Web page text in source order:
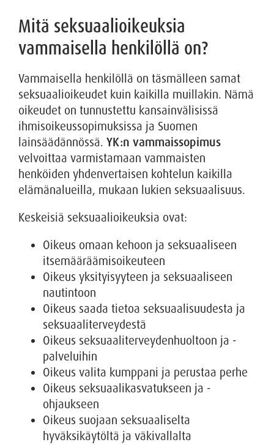
Mitä seksuaalioikeuksia
vammaisella henkilöllä on?
Vammaisella henkilöllä on täsmälleen samat
seksuaalioikeudet kuin kaikilla muillakin. Nämä
oikeudet on tunnustettu kansainvälisissä
ihmisoikeussopimuksissa ja Suomen
lainsäädännössä. YK:n vammaissopimus
velvoittaa varmistamaan vammaisten
henköiden yhdenvertaisen kohtelun kaikilla
elämänalueilla, mukaan lukien seksuaalisuus.
Keskeisiä seksuaalioikeuksia ovat:
Oikeus omaan kehoon ja seksuaaliseen
itsemääräämisoikeuteen
Oikeus yksityisyyteen ja seksuaaliseen
nautintoon
Oikeus saada tietoa seksuaalisuudesta ja
seksuaaliterveydestä
Oikeus seksuaaliterveydenhuoltoon ja -
palveluihin
Oikeus valita kumppani ja perustaa perhe
Oikeus seksuaalikasvatukseen ja -
ohjaukseen
Oikeus suojaan seksuaaliselta
hyväksikäytöltä ja väkivallalta